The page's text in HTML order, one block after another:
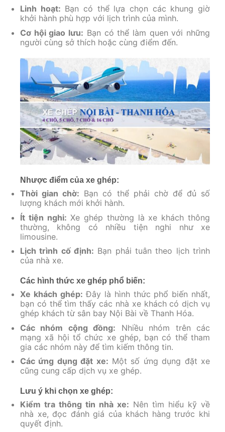
Linh hoạt: Bạn có thể lựa chọn các khung giờ
khởi hành phù hợp với lịch trình của mình.
Cơ hội giao lưu: Bạn có thể làm quen với những
người cùng sở thích hoặc cùng điểm đến.
Nhược điểm của xe ghép:
Thời gian chờ: Bạn có thể phải chờ để đủ số
lượng khách mới khởi hành.
Ít tiện nghi: Xe ghép thường là xe khách thông
thường, không có nhiều tiện nghi như xe
limousine.
Lịch trình cố định: Bạn phải tuân theo lịch trình
của nhà xe.
Các hình thức xe ghép phổ biến:
Xe khách ghép: Đây là hình thức phổ biến nhất,
bạn có thể tìm thấy các nhà xe khách có dịch vụ
ghép khách từ sân bay Nội Bài về Thanh Hóa.
Các nhóm cộng đồng: Nhiều nhóm trên các
mạng xã hội tổ chức xe ghép, bạn có thể tham
gia các nhóm này để tìm kiếm thông tin.
Các ứng dụng đặt xe: Một số ứng dụng đặt xe
cũng cung cấp dịch vụ xe ghép.
Lưu ý khi chọn xe ghép:
Kiểm tra thông tin nhà xe: Nên tìm hiểu kỹ về
nhà xe, đọc đánh giá của khách hàng trước khi
quyết định.